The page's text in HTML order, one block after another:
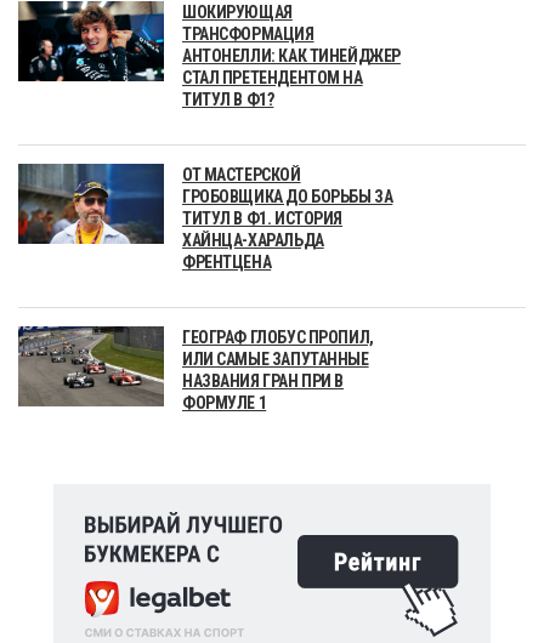
ШОКИРУЮЩАЯ
ТРАНСФОРМАЦИЯ
АНТОНЕЛЛИ: КАК ТИНЕЙДЖЕР
СТАЛ ПРЕТЕНДЕНТОМ НА
ТИТУЛ В Ф1?
ОТ МАСТЕРСКОЙ
ГРОБОВЩИКА ДО БОРЬБЫ ЗА
ТИТУЛ В Ф1. ИСТОРИЯ
ХАЙНЦА-ХАРАЛЬДА
ФРЕНТЦЕНА
ГЕОГРАФ ГЛОБУС ПРОПИЛ,
ИЛИ САМЫЕ ЗАПУТАННЫЕ
НАЗВАНИЯ ГРАН ПРИ В
ФОРМУЛЕ 1